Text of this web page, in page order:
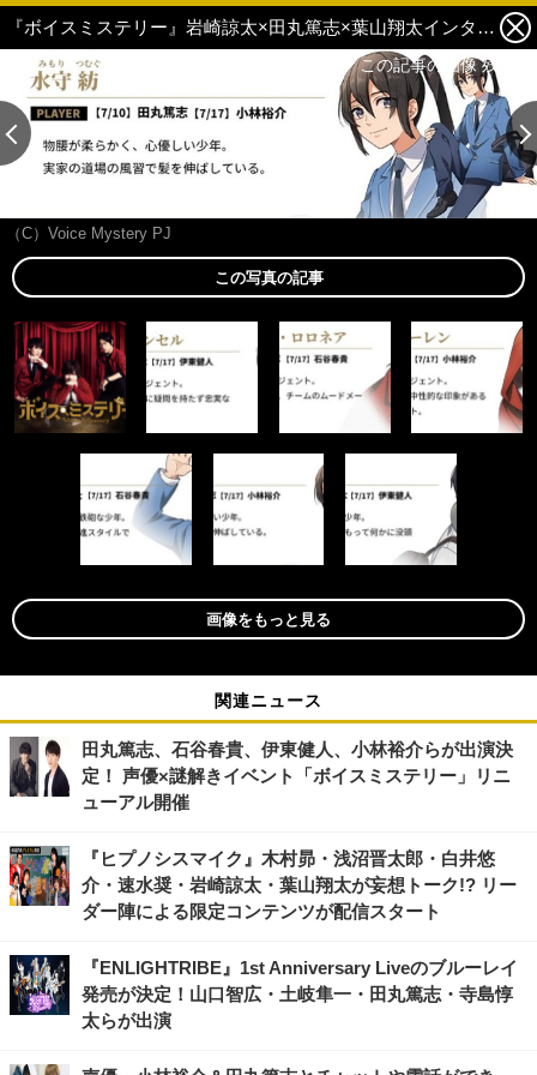
『ボイスミステリー』岩崎諒太×田丸篤志×葉山翔太インタビュー｜ミステリー愛の強い3人が本イベントを大考察！ 6枚目の写真・画像
（C）Voice Mystery PJ
この写真の記事
画像をもっと見る
関連ニュース
田丸篤志、石谷春貴、伊東健人、小林裕介らが出演決
定！ 声優×謎解きイベント「ボイスミステリー」リニ
ューアル開催
『ヒプノシスマイク』木村昴・浅沼晋太郎・白井悠
介・速水奨・岩崎諒太・葉山翔太が妄想トーク!? リー
ダー陣による限定コンテンツが配信スタート
『ENLIGHTRIBE』1st Anniversary Liveのブルーレイ
発売が決定！山口智広・土岐隼一・田丸篤志・寺島惇
太らが出演
この記事の画像 残り6